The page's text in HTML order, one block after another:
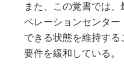
また、この覚書では
ペレーションセンタ
できる状態を維持す
要件を緩和している。